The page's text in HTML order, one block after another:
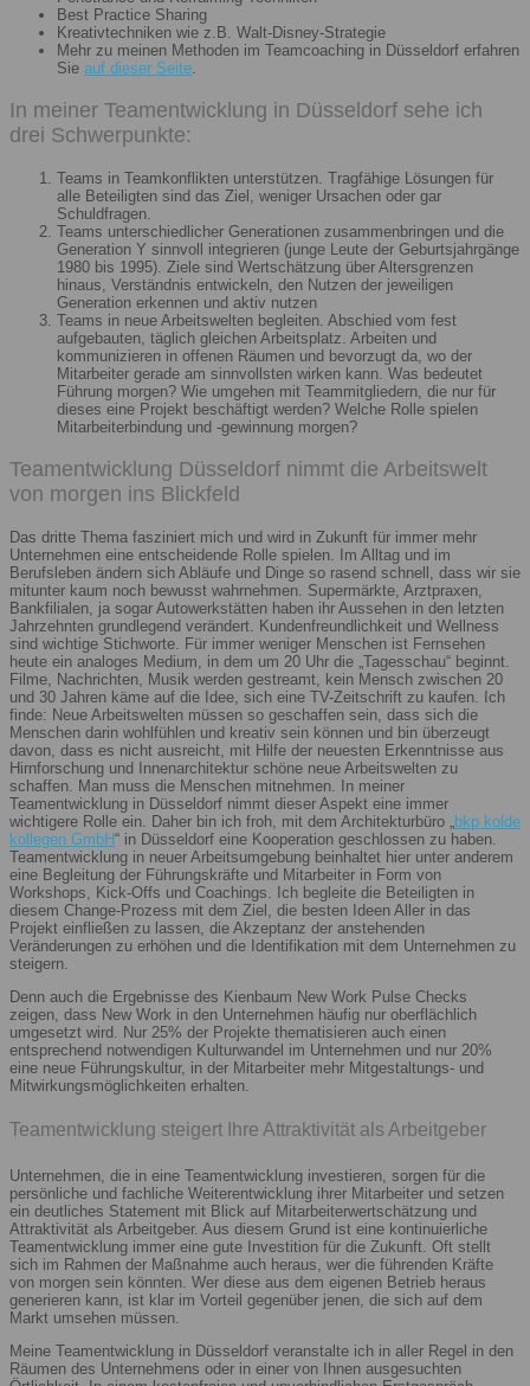
Best Practice Sharing
Kreativtechniken wie z.B. Walt-Disney-Strategie
Mehr zu meinen Methoden im Teamcoaching in Düsseldorf erfahren
Sie auf dieser Seite.
In meiner Teamentwicklung in Düsseldorf sehe ich
drei Schwerpunkte:
Teams in Teamkonflikten unterstützen. Tragfähige Lösungen für
alle Beteiligten sind das Ziel, weniger Ursachen oder gar
Schuldfragen.
Teams unterschiedlicher Generationen zusammenbringen und die
Generation Y sinnvoll integrieren (junge Leute der Geburtsjahrgänge
1980 bis 1995). Ziele sind Wertschätzung über Altersgrenzen
hinaus, Verständnis entwickeln, den Nutzen der jeweiligen
Generation erkennen und aktiv nutzen
Teams in neue Arbeitswelten begleiten. Abschied vom fest
aufgebauten, täglich gleichen Arbeitsplatz. Arbeiten und
kommunizieren in offenen Räumen und bevorzugt da, wo der
Mitarbeiter gerade am sinnvollsten wirken kann. Was bedeutet
Führung morgen? Wie umgehen mit Teammitgliedern, die nur für
dieses eine Projekt beschäftigt werden? Welche Rolle spielen
Mitarbeiterbindung und -gewinnung morgen?
Teamentwicklung Düsseldorf nimmt die Arbeitswelt
von morgen ins Blickfeld
Das dritte Thema fasziniert mich und wird in Zukunft für immer mehr
Unternehmen eine entscheidende Rolle spielen. Im Alltag und im
Berufsleben ändern sich Abläufe und Dinge so rasend schnell, dass wir sie
mitunter kaum noch bewusst wahrnehmen. Supermärkte, Arztpraxen,
Bankfilialen, ja sogar Autowerkstätten haben ihr Aussehen in den letzten
Jahrzehnten grundlegend verändert. Kundenfreundlichkeit und Wellness
sind wichtige Stichworte. Für immer weniger Menschen ist Fernsehen
heute ein analoges Medium, in dem um 20 Uhr die „Tagesschau“ beginnt.
Filme, Nachrichten, Musik werden gestreamt, kein Mensch zwischen 20
und 30 Jahren käme auf die Idee, sich eine TV-Zeitschrift zu kaufen. Ich
finde: Neue Arbeitswelten müssen so geschaffen sein, dass sich die
Menschen darin wohlfühlen und kreativ sein können und bin überzeugt
davon, dass es nicht ausreicht, mit Hilfe der neuesten Erkenntnisse aus
Hirnforschung und Innenarchitektur schöne neue Arbeitswelten zu
schaffen. Man muss die Menschen mitnehmen. In meiner
Teamentwicklung in Düsseldorf nimmt dieser Aspekt eine immer
wichtigere Rolle ein. Daher bin ich froh, mit dem Architekturbüro „bkp kolde
kollegen GmbH“ in Düsseldorf eine Kooperation geschlossen zu haben.
Teamentwicklung in neuer Arbeitsumgebung beinhaltet hier unter anderem
eine Begleitung der Führungskräfte und Mitarbeiter in Form von
Workshops, Kick-Offs und Coachings. Ich begleite die Beteiligten in
diesem Change-Prozess mit dem Ziel, die besten Ideen Aller in das
Projekt einfließen zu lassen, die Akzeptanz der anstehenden
Veränderungen zu erhöhen und die Identifikation mit dem Unternehmen zu
steigern.
Denn auch die Ergebnisse des Kienbaum New Work Pulse Checks
zeigen, dass New Work in den Unternehmen häufig nur oberflächlich
umgesetzt wird. Nur 25% der Projekte thematisieren auch einen
entsprechend notwendigen Kulturwandel im Unternehmen und nur 20%
eine neue Führungskultur, in der Mitarbeiter mehr Mitgestaltungs- und
Mitwirkungsmöglichkeiten erhalten.
Teamentwicklung steigert Ihre Attraktivität als Arbeitgeber
Unternehmen, die in eine Teamentwicklung investieren, sorgen für die
persönliche und fachliche Weiterentwicklung ihrer Mitarbeiter und setzen
ein deutliches Statement mit Blick auf Mitarbeiterwertschätzung und
Attraktivität als Arbeitgeber. Aus diesem Grund ist eine kontinuierliche
Teamentwicklung immer eine gute Investition für die Zukunft. Oft stellt
sich im Rahmen der Maßnahme auch heraus, wer die führenden Kräfte
von morgen sein könnten. Wer diese aus dem eigenen Betrieb heraus
generieren kann, ist klar im Vorteil gegenüber jenen, die sich auf dem
Markt umsehen müssen.
Meine Teamentwicklung in Düsseldorf veranstalte ich in aller Regel in den
Räumen des Unternehmens oder in einer von Ihnen ausgesuchten